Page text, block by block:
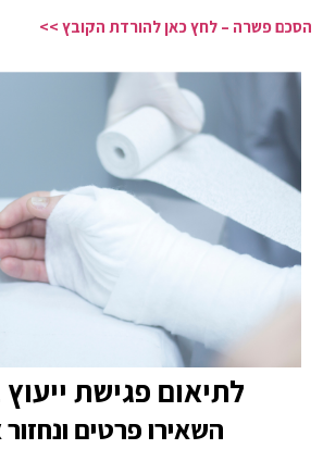
הסכם פשרה – לחץ כאן להורדת הקובץ >>
לתיאום פגישת
השאירו פרטים